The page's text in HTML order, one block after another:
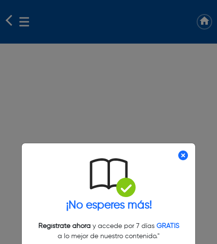
¡No esperes más!
Regístrate ahoray accede por 7 días GRATIS
a lo mejor de nuestro contenido."